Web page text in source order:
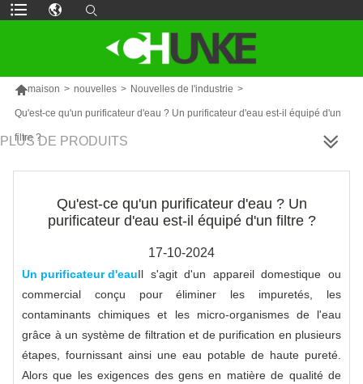
maison > nouvelles > Nouvelles de l'industrie >
Qu'est-ce qu'un purificateur d'eau ? Un purificateur d'eau est-il équipé d'un
filtre ?
PLUS DE PRODUITS
Qu'est-ce qu'un purificateur d'eau ? Un
purificateur d'eau est-il équipé d'un filtre ?
17-10-2024
Un purificateur d'eauIl s'agit d'un appareil domestique ou
commercial conçu pour éliminer les impuretés, les
contaminants chimiques et les micro-organismes de l'eau
grâce à un système de filtration et de purification en plusieurs
étapes, fournissant ainsi une eau potable de haute pureté.
Alors que les exigences des gens en matière de qualité de